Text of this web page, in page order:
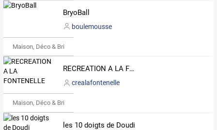
BryoBall
boulemousse
Maison, Déco & Bricolage
RECREATION A LA FONTENELLE
crealafontenelle
Maison, Déco & Bricolage
les 10 doigts de Doudi